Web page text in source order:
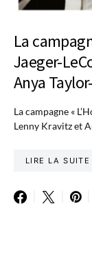
La
Jaeger-
Anya
La campagne «
Lenny Kravitz et
LIRE LA SUITE